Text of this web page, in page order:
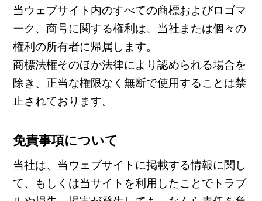
当ウェブサイト内のすべての商標およびロゴマ
ーク、商号に関する権利は、当社または個々の
権利の所有者に帰属します。
商標法権そのほか法律により認められる場合を
除き、正当な権限なく無断で使用することは禁
止されております。
免責事項について
当社は、当ウェブサイトに掲載する情報に関し
て、もしくは当サイトを利用したことでトラブ